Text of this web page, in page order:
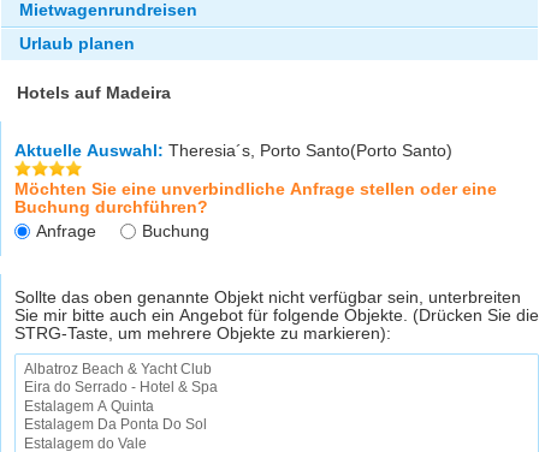
Mietwagenrundreisen
Urlaub planen
Hotels auf Madeira
Aktuelle Auswahl: Theresia´s, Porto Santo(Porto Santo)
Möchten Sie eine unverbindliche Anfrage stellen oder eine
Buchung durchführen?
Anfrage
Buchung
Sollte das oben genannte Objekt nicht verfügbar sein, unterbreiten
Sie mir bitte auch ein Angebot für folgende Objekte. (Drücken Sie die
STRG-Taste, um mehrere Objekte zu markieren):